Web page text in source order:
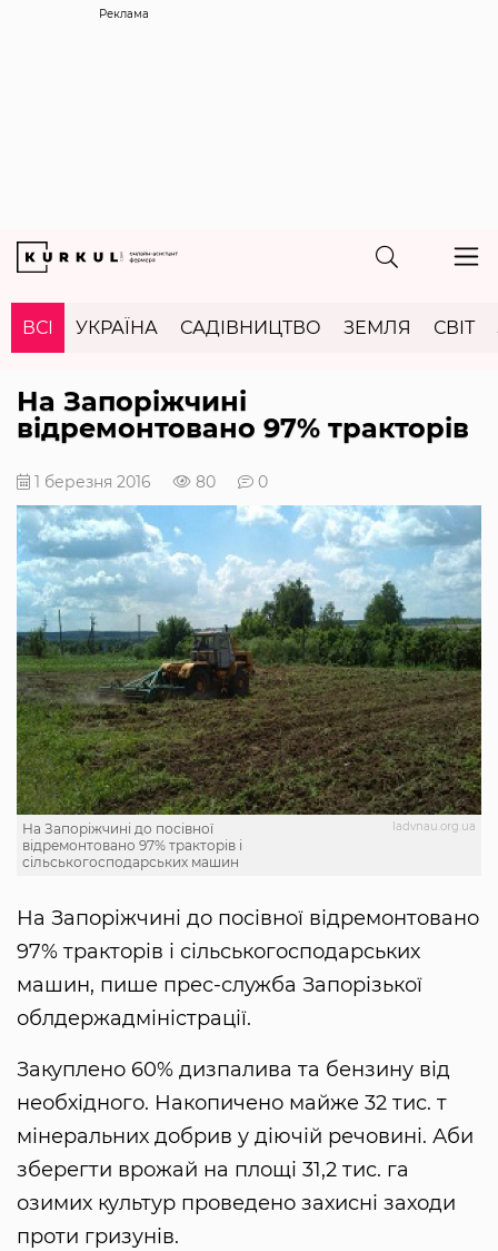
Реклама
ВСІ УКРАЇНА САДІВНИЦТВО ЗЕМЛЯ СВІТ
На Запоріжчині
відремонтовано 97% тракторів
1 березня 2016 80 0
ladvnau.org.ua
На Запоріжчині до посівної
відремонтовано 97% тракторів і
сільськогосподарських машин
На Запоріжчині до посівної відремонтовано
97% тракторів і сільськогосподарських
машин, пише прес-служба Запорізької
облдержадміністрації.
Закуплено 60% дизпалива та бензину від
необхідного. Накопичено майже 32 тис. т
мінеральних добрив у діючій речовині. Аби
зберегти врожай на площі 31,2 тис. га
озимих культур проведено захисні заходи
проти гризунів.